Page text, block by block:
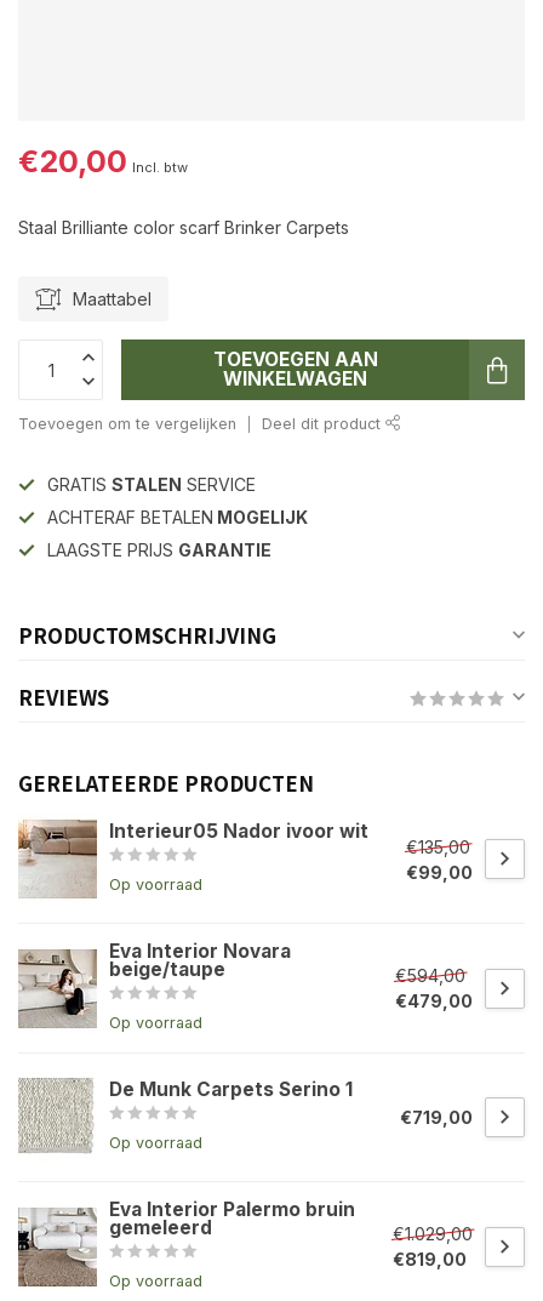
€20,00 Incl. btw
Staal Brilliante color scarf Brinker Carpets
Maattabel
TOEVOEGEN AAN
WINKELWAGEN
Toevoegen om te vergelijken Deel dit product
GRATIS STALEN SERVICE
ACHTERAF BETALEN MOGELIJK
LAAGSTE PRIJS GARANTIE
PRODUCTOMSCHRIJVING
REVIEWS
GERELATEERDE PRODUCTEN
Interieur05 Nador ivoor wit
Op voorraad
€135,00
€99,00
Eva Interior Novara
beige/taupe
Op voorraad
€594,00
€479,00
De Munk Carpets Serino 1
Op voorraad
€719,00
Eva Interior Palermo bruin
gemeleerd
Op voorraad
€1.029,00
€819,00